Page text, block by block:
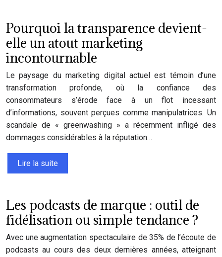
Pourquoi la transparence devient-
elle un atout marketing
incontournable
Le paysage du marketing digital actuel est témoin d’une
transformation profonde, où la confiance des
consommateurs s’érode face à un flot incessant
d’informations, souvent perçues comme manipulatrices. Un
scandale de « greenwashing » a récemment infligé des
dommages considérables à la réputation…
Lire la suite
Les podcasts de marque : outil de
fidélisation ou simple tendance ?
Avec une augmentation spectaculaire de 35% de l’écoute de
podcasts au cours des deux dernières années, atteignant